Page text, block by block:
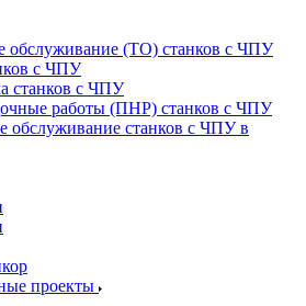
обслуживание (ТО) станков с ЧПУ
с ЧПУ
станков с ЧПУ
работы (ПНР) станков с ЧПУ
обслуживание станков с ЧПУ в
проекты